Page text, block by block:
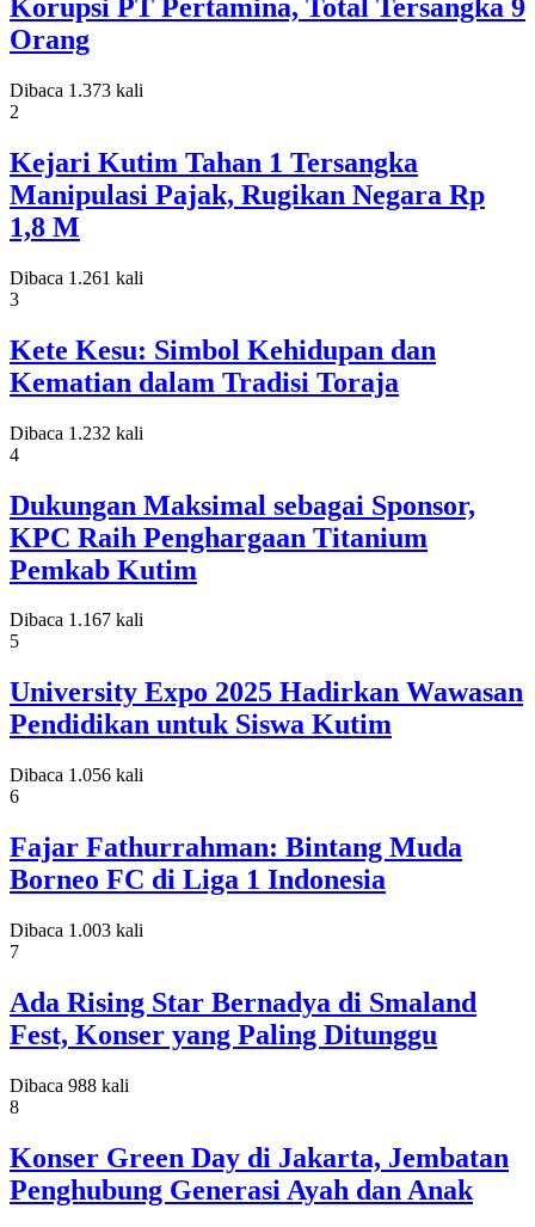
Korupsi PT Pertamina, Total Tersangka 9
Orang
Dibaca 1.373 kali
2
Kejari Kutim Tahan 1 Tersangka
Manipulasi Pajak, Rugikan Negara Rp
1,8 M
Dibaca 1.261 kali
3
Kete Kesu: Simbol Kehidupan dan
Kematian dalam Tradisi Toraja
Dibaca 1.232 kali
4
Dukungan Maksimal sebagai Sponsor,
KPC Raih Penghargaan Titanium
Pemkab Kutim
Dibaca 1.167 kali
5
University Expo 2025 Hadirkan Wawasan
Pendidikan untuk Siswa Kutim
Dibaca 1.056 kali
6
Fajar Fathurrahman: Bintang Muda
Borneo FC di Liga 1 Indonesia
Dibaca 1.003 kali
7
Ada Rising Star Bernadya di Smaland
Fest, Konser yang Paling Ditunggu
Dibaca 988 kali
8
Konser Green Day di Jakarta, Jembatan
Penghubung Generasi Ayah dan Anak